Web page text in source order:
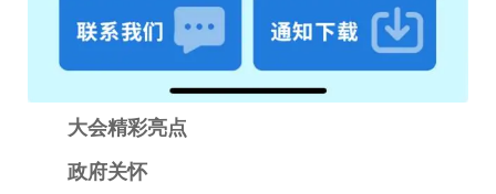
大会精彩亮点
政府关怀